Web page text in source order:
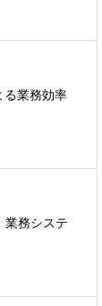
る業務効率
業務システ